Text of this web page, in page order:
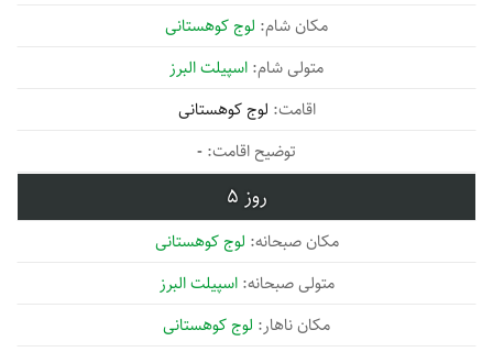
لوج کوهستانی
اسپیلت البرز
لوج کوهستانی
-
5
لوج کوهستانی
اسپیلت البرز
لوج کوهستانی